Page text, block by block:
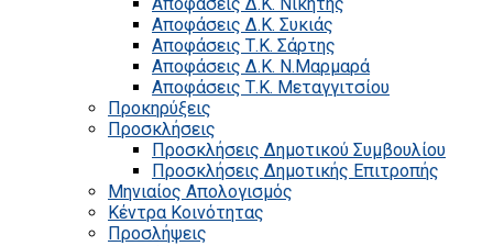
Αποφάσεις Δ.Κ. Συκιάς
Αποφάσεις Τ.Κ. Σάρτης
Αποφάσεις Δ.Κ. Ν.Μαρμαρά
Αποφάσεις Τ.Κ. Μεταγγιτσίου
Προκηρύξεις
Προσκλήσεις
Προσκλήσεις Δημοτικού Συμβουλίου
Προσκλήσεις Δημοτικής Επιτροπής
Μηνιαίος Απολογισμός
Κέντρα Κοινότητας
Προσλήψεις